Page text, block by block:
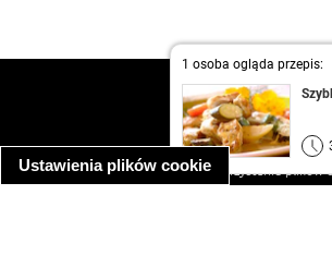
Ustawienia plików cookie
1 osoba ogląda przepis:
kontakt
regulamin
informacja o prywatności
informacja o wykorzystaniu plików